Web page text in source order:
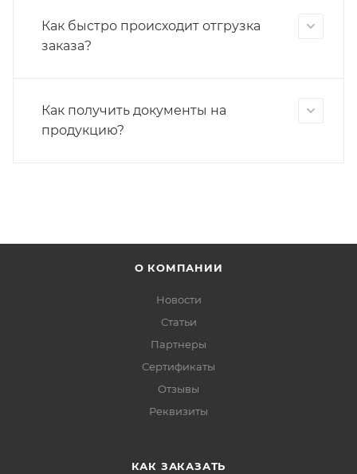
Как быстро происходит отгрузка
заказа?
Как получить документы на
продукцию?
О КОМПАНИИ
Новости
Статьи
Партнеры
Сертификаты
Отзывы
Реквизиты
КАК ЗАКАЗАТЬ